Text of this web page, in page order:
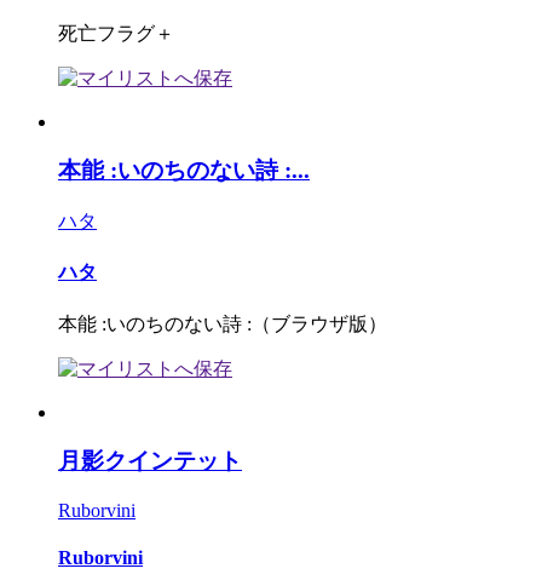
死亡フラグ＋
本能 :いのちのない詩 :...
ハタ
ハタ
本能 :いのちのない詩 :（ブラウザ版）
月影クインテット
Ruborvini
Ruborvini